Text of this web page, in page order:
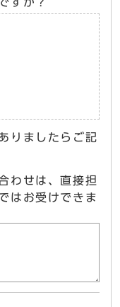
すか？
りましたらご記
わせは、直接担
はお受けできま